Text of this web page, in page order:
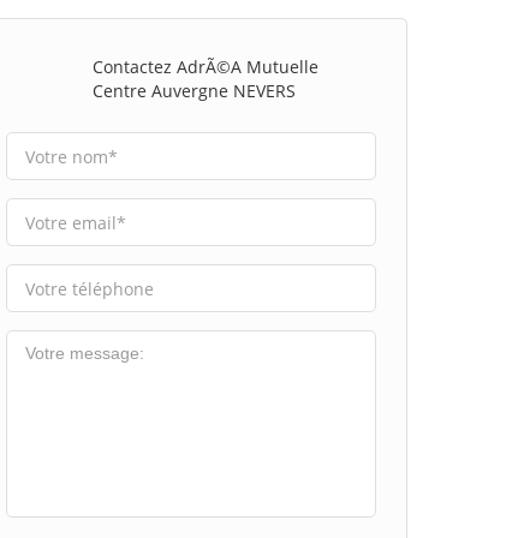
Contactez AdrÃ©a Mutuelle
Centre Auvergne NEVERS